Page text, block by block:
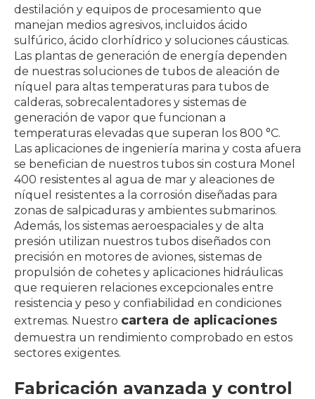
destilación y equipos de procesamiento que
manejan medios agresivos, incluidos ácido
sulfúrico, ácido clorhídrico y soluciones cáusticas.
Las plantas de generación de energía dependen
de nuestras soluciones de tubos de aleación de
níquel para altas temperaturas para tubos de
calderas, sobrecalentadores y sistemas de
generación de vapor que funcionan a
temperaturas elevadas que superan los 800 °C.
Las aplicaciones de ingeniería marina y costa afuera
se benefician de nuestros tubos sin costura Monel
400 resistentes al agua de mar y aleaciones de
níquel resistentes a la corrosión diseñadas para
zonas de salpicaduras y ambientes submarinos.
Además, los sistemas aeroespaciales y de alta
presión utilizan nuestros tubos diseñados con
precisión en motores de aviones, sistemas de
propulsión de cohetes y aplicaciones hidráulicas
que requieren relaciones excepcionales entre
resistencia y peso y confiabilidad en condiciones
extremas. Nuestro cartera de aplicaciones
demuestra un rendimiento comprobado en estos
sectores exigentes.
Fabricación avanzada y control